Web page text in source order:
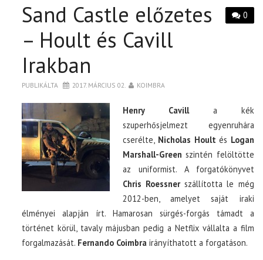
0
Sand Castle előzetes
– Hoult és Cavill
Irakban
PUBLIKÁLTA 2017. MÁRCIUS 02. KOIMBRA
Henry Cavilla kék
szuperhősjelmezt egyenruhára
cserélte, Nicholas Houltés Logan
Marshall-Green szintén felöltötte
az uniformist. A forgatókönyvet
Chris Roessnerszállította le még
2012-ben, amelyet saját iraki
élményei alapján írt. Hamarosan sürgés-forgás támadt a
történet körül, tavaly májusban pedig a Netflix vállalta a film
forgalmazását. Fernando Coimbra irányíthatott a forgatáson.